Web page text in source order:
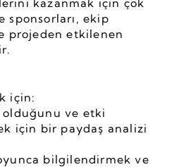
kazanmak için çok
sponsorları, ekip
projeden etkilenen
için:
olduğunu ve etki
için bir paydaş analizi
bilgilendirmek ve